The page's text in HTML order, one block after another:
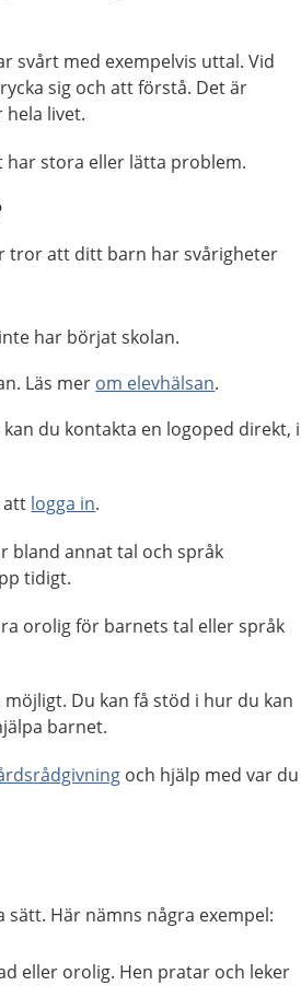
svårt med exempelvis uttal. Vid
sig och att förstå. Det är
livet.
har stora eller lätta problem.
tror att ditt barn har svårigheter
har börjat skolan.
Läs mer om elevhälsan.
du kontakta en logoped direkt, i
att logga in.
bland annat tal och språk
tidigt.
orolig för barnets tal eller språk
Du kan få stöd i hur du kan
barnet.
och hjälp med var du
sätt. Här nämns några exempel:
eller orolig. Hen pratar och leker